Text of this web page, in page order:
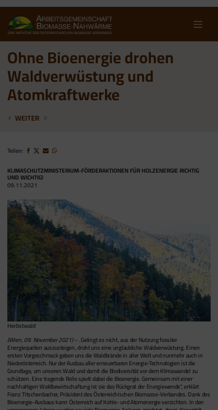
content
Ohne Bioenergie drohen
Waldverwüstung und
Atomkraftwerke
KÄRNTEN ALS BIOENERGIE-MUSTERSCHÜLER
WEITER
Teilen:
KLIMASCHUTZMINISTERIUM-FÖRDERAKTIONEN FÜR HOLZENERGIE RICHTIG
UND WICHTIG!
09.11.2021
Herbstwald
(Wien, 09. November 2021) –„Gelingt es nicht, aus der Nutzung fossiler
Energiequellen auszusteigen, droht uns eine unglaubliche Waldverwüstung. Einen
ersten Vorgeschmack geben uns die Waldbrände in aller Welt und nunmehr auch in
Niederösterreich. Nur der Ausbau aller erneuerbaren Energie-Technologien ist die
Grundlage, um unseren Wald und damit die Biodiversität vor dem Klimawandel zu
schützen. Eine tragende Rolle spielt dabei die Bioenergie. Gemeinsam mit einer
nachhaltigen Waldbewirtschaftung ist sie das Rückgrat der Energiewende“, erklärt
Franz Titschenbacher, Präsident des Österreichischen Biomasse-Verbandes. Dank des
Bioenergie-Ausbaus kann Österreich auf Kohle- und Atomenergie verzichten. In den